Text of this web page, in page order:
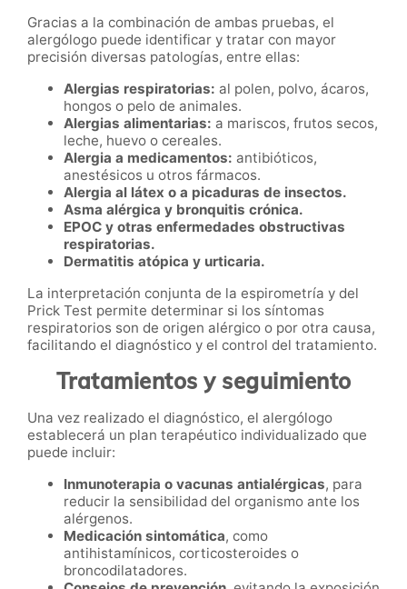
Gracias a la combinación de ambas pruebas, el
alergólogo puede identificar y tratar con mayor
precisión diversas patologías, entre ellas:
Alergias respiratorias: al polen, polvo, ácaros,
hongos o pelo de animales.
Alergias alimentarias: a mariscos, frutos secos,
leche, huevo o cereales.
Alergia a medicamentos: antibióticos,
anestésicos u otros fármacos.
Alergia al látex o a picaduras de insectos.
Asma alérgica y bronquitis crónica.
EPOC y otras enfermedades obstructivas
respiratorias.
Dermatitis atópica y urticaria.
La interpretación conjunta de la espirometría y del
Prick Test permite determinar si los síntomas
respiratorios son de origen alérgico o por otra causa,
facilitando el diagnóstico y el control del tratamiento.
Tratamientos y seguimiento
Una vez realizado el diagnóstico, el alergólogo
establecerá un plan terapéutico individualizado que
puede incluir:
Inmunoterapia o vacunas antialérgicas, para
reducir la sensibilidad del organismo ante los
alérgenos.
Medicación sintomática, como
antihistamínicos, corticosteroides o
broncodilatadores.